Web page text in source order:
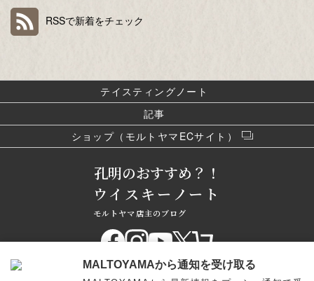
RSSで新着をチェック
テイスティングノート
記事
ショップ（モルトヤマECサイト）
孔明のおすすめ？！
ウイスキーノート
モルトヤマ店主のブログ
MALTOYAMAから通知を受け取る